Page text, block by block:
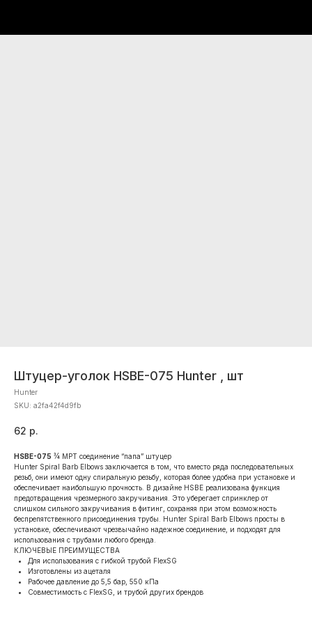
Штуцер-уголок HSBE-075 Hunter , шт
Hunter
SKU: a2fa42f4d9fb
62 р.
HSBE-075 ¾ MPT соединение “папа” штуцер
Hunter Spiral Barb Elbows заключается в том, что вместо ряда последовательных
резьб, они имеют одну спиральную резьбу, которая более удобна при установке и
обеспечивает наибольшую прочность. В дизайне HSBE реализована функция
предотвращения чрезмерного закручивания. Это уберегает спринклер от
слишком сильного закручивания в фитинг, сохраняя при этом возможность
беспрепятственного присоединения трубы. Hunter Spiral Barb Elbows просты в
установке, обеспечивают чрезвычайно надежное соединение, и подходят для
использования с трубами любого бренда.
КЛЮЧЕВЫЕ ПРЕИМУЩЕСТВА
Для использования с гибкой трубой FlexSG
Изготовлены из ацеталя
Рабочее давление до 5,5 бар, 550 кПа
Совместимость с FlexSG, и трубой других брендов